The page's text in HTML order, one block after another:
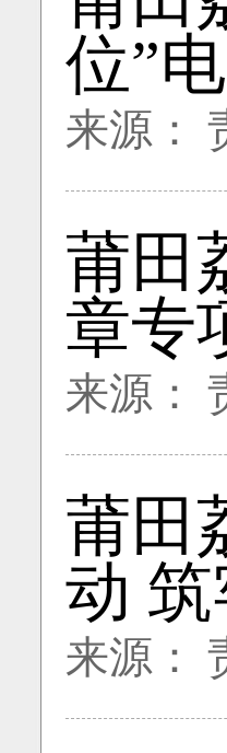
位”
来源：
莆田
章专
来源：
莆田
动
来源：